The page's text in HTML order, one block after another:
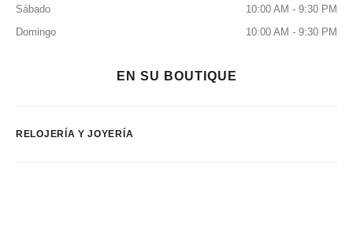
Sábado
10:00 AM - 9:30 PM
Domingo
10:00 AM - 9:30 PM
EN SU BOUTIQUE
RELOJERÍA Y JOYERÍA